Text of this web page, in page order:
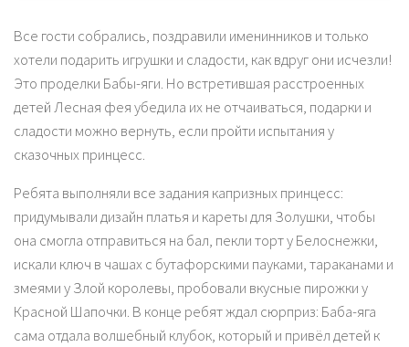
Все гости собрались, поздравили именинников и только
хотели подарить игрушки и сладости, как вдруг они исчезли!
Это проделки Бабы-яги. Но встретившая расстроенных
детей Лесная фея убедила их не отчаиваться, подарки и
сладости можно вернуть, если пройти испытания у
сказочных принцесс.
Ребята выполняли все задания капризных принцесс:
придумывали дизайн платья и кареты для Золушки, чтобы
она смогла отправиться на бал, пекли торт у Белоснежки,
искали ключ в чашах с бутафорскими пауками, тараканами и
змеями у Злой королевы, пробовали вкусные пирожки у
Красной Шапочки. В конце ребят ждал сюрприз: Баба-яга
сама отдала волшебный клубок, который и привёл детей к